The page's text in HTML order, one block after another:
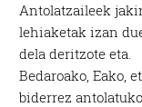
Antolatzaileek
lehiaketak izan
dela deritzote eta.
Bedaroako, Eako,
biderrez